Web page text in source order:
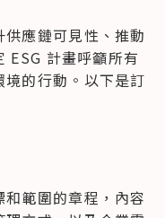
應鏈可見性、推動
ESG 計畫呼籲所有
的行動。以下是訂
範圍的章程，內容